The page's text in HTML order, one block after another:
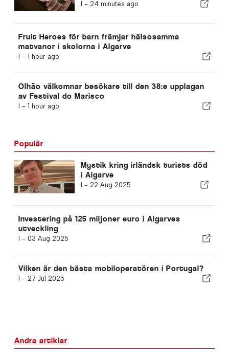
riktlinjer för kompletterande
I - 24 minutes ago
Fruit Heroes för barn främjar hälsosamma
matvanor i skolorna i Algarve
I - 1 hour ago
Olhão välkomnar besökare till den 38:e upplagan
av Festival do Marisco
I - 1 hour ago
Populär
Mystik kring irländsk turists död
i Algarve
I - 22 Aug 2025
Investering på 125 miljoner euro i Algarves
utveckling
I - 03 Aug 2025
Vilken är den bästa mobiloperatören i Portugal?
I - 27 Jul 2025
Andra artiklar